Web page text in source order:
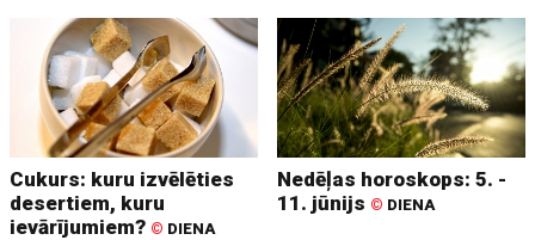
Cukurs: kuru izvēlēties
desertiem, kuru
ievārījumiem? © DIENA
Nedēļas horoskops: 5. -
11. jūnijs © DIENA